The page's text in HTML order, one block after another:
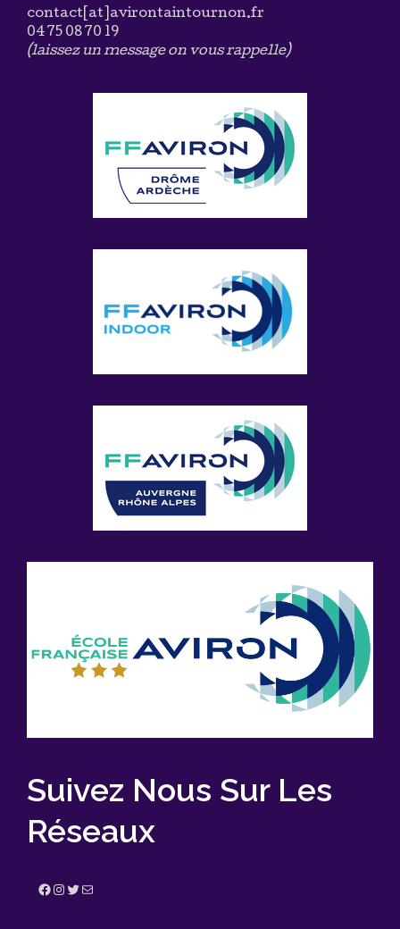
contact[at]avirontaintournon.fr
04 75 08 70 19
(laissez un message on vous rappelle)
Suivez Nous Sur Les
Réseaux
Facebook InstagramTwitter E-mail